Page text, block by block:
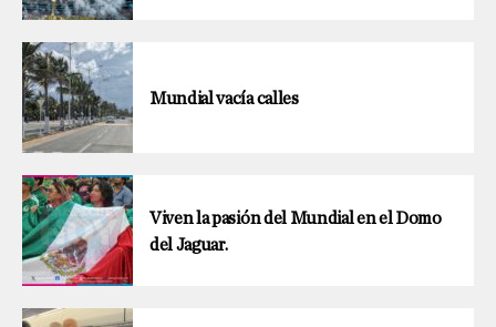
Mundial vacía calles
Viven la pasión del Mundial en el Domo
del Jaguar.